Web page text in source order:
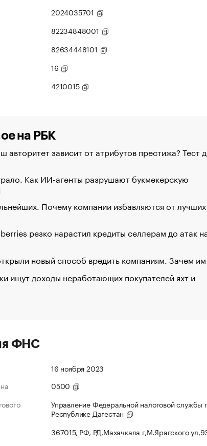
2024035701
82234848001
82634448101
16
4210015
на РБК
авторитет зависит от атрибутов престижа? Тест
Как ИИ-агенты разрушают букмекерскую
Почему компании избавляются от лучших
резко нарастил кредиты селлерам до атак
новый способ вредить компаниям. Зачем
ищут доходы неработающих покупателей яхт и
ФНС
16 ноября 2023
0500
Управление Федеральной налоговой службы
Республике Дагестан
367015, РФ, РД,Махачкала г,М.Ярагского